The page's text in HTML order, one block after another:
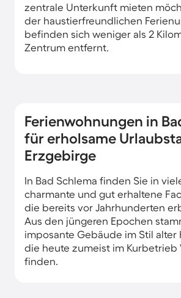
zentrale Unterkunft mieten
der haustierfreundlichen
befinden sich weniger als 2
Zentrum entfernt.
Ferienwohnungen in
für erholsame
Erzgebirge
In Bad Schlema finden Sie in
charmante und gut erhaltene
die bereits vor Jahrhunderten
Aus den jüngeren Epochen
imposante Gebäude im Stil alter
die heute zumeist im Kurbetrieb
finden.